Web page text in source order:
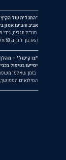
אביב והביעו אמון
מנכ"ל תגלית,
הארגון יותר מ־60 אלף משתתפים, מתנדב...
"צו קיפול" –
יסייעו בטיפול
בזמן שאלפי
המילואים הממושך,